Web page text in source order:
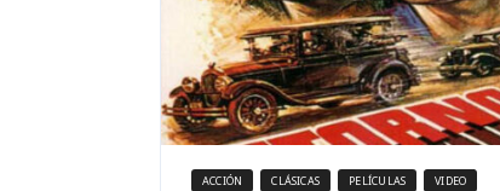
ACCIÓN CLÁSICAS PELÍCULAS VIDEO